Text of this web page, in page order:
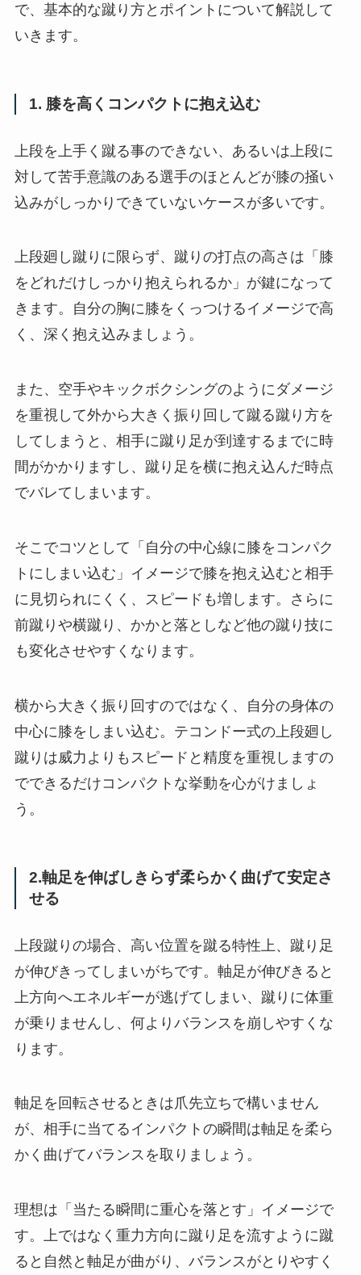
で、基本的な蹴り方とポイントについて解説して
いきます。
1. 膝を高くコンパクトに抱え込む
上段を上手く蹴る事のできない、あるいは上段に
対して苦手意識のある選手のほとんどが膝の掻い
込みがしっかりできていないケースが多いです。
上段廻し蹴りに限らず、蹴りの打点の高さは「膝
をどれだけしっかり抱えられるか」が鍵になって
きます。自分の胸に膝をくっつけるイメージで高
く、深く抱え込みましょう。
また、空手やキックボクシングのようにダメージ
を重視して外から大きく振り回して蹴る蹴り方を
してしまうと、相手に蹴り足が到達するまでに時
間がかかりますし、蹴り足を横に抱え込んだ時点
でバレてしまいます。
そこでコツとして「自分の中心線に膝をコンパク
トにしまい込む」イメージで膝を抱え込むと相手
に見切られにくく、スピードも増します。さらに
前蹴りや横蹴り、かかと落としなど他の蹴り技に
も変化させやすくなります。
横から大きく振り回すのではなく、自分の身体の
中心に膝をしまい込む。テコンドー式の上段廻し
蹴りは威力よりもスピードと精度を重視しますの
でできるだけコンパクトな挙動を心がけましょ
う。
2.軸足を伸ばしきらず柔らかく曲げて安定さ
せる
上段蹴りの場合、高い位置を蹴る特性上、蹴り足
が伸びきってしまいがちです。軸足が伸びきると
上方向へエネルギーが逃げてしまい、蹴りに体重
が乗りませんし、何よりバランスを崩しやすくな
ります。
軸足を回転させるときは爪先立ちで構いません
が、相手に当てるインパクトの瞬間は軸足を柔ら
かく曲げてバランスを取りましょう。
理想は「当たる瞬間に重心を落とす」イメージで
す。上ではなく重力方向に蹴り足を流すように蹴
ると自然と軸足が曲がり、バランスがとりやすく